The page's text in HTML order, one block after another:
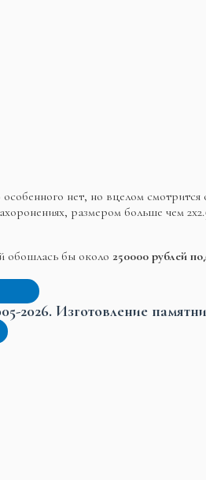
особенного нет, но вцелом
размером больше чем
обошлась бы около 250000 рублей
2026. Изготовление